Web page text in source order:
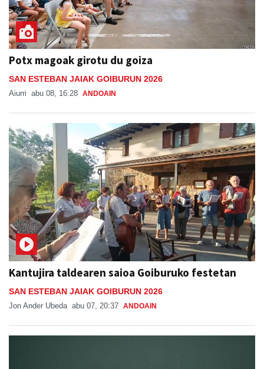
Potx magoak girotu du goiza
SAN ESTEBAN JAIAK GOIBURUN 2026
Aiurri abu 08, 16:28 ANDOAIN
Kantujira taldearen saioa Goiburuko festetan
SAN ESTEBAN JAIAK GOIBURUN 2026
Jon Ander Ubeda abu 07, 20:37 ANDOAIN